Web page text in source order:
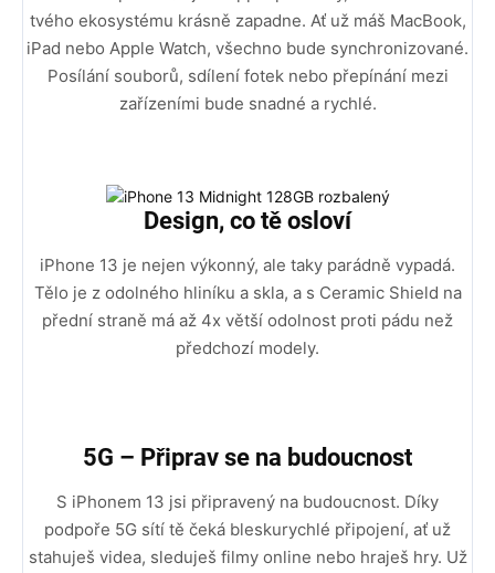
tvého ekosystému krásně zapadne. Ať už máš MacBook,
iPad nebo Apple Watch, všechno bude synchronizované.
Posílání souborů, sdílení fotek nebo přepínání mezi
zařízeními bude snadné a rychlé.
Design, co tě osloví
iPhone 13 je nejen výkonný, ale taky parádně vypadá.
Tělo je z odolného hliníku a skla, a s Ceramic Shield na
přední straně má až 4x větší odolnost proti pádu než
předchozí modely.
5G – Připrav se na budoucnost
S iPhonem 13 jsi připravený na budoucnost. Díky
podpoře 5G sítí tě čeká bleskurychlé připojení, ať už
stahuješ videa, sleduješ filmy online nebo hraješ hry. Už